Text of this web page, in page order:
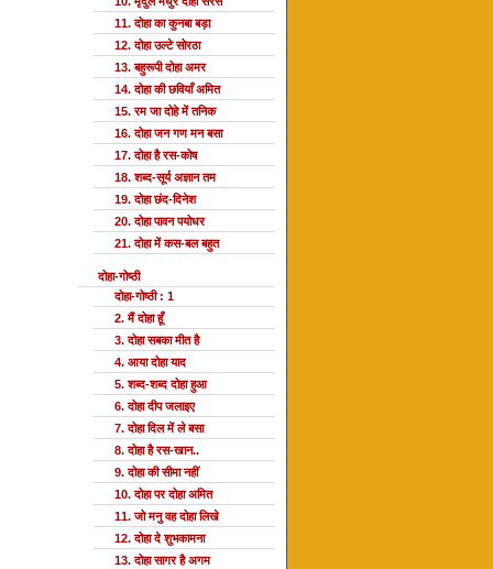
11. दोहा का कुनबा बड़ा
12. दोहा उल्टे सोरठा
13. बहुरूपी दोहा अमर
14. दोहा की छवियाँ अमित
15. रम जा दोहे में तनिक
16. दोहा जन गण मन बसा
17. दोहा है रस-कोष
18. शब्द-सूर्य अज्ञान तम
19. दोहा छंद-दिनेश
20. दोहा पावन पयोधर
21. दोहा में कस-बल बहुत
दोहा-गोष्ठी
दोहा-गोष्ठी : 1
2. मैं दोहा हूँ
3. दोहा सबका मीत है
4. आया दोहा याद
5. शब्द-शब्द दोहा हुआ
6. दोहा दीप जलाइए
7. दोहा दिल में ले बसा
8. दोहा है रस-खान..
9. दोहा की सीमा नहीं
10. दोहा पर दोहा अमित
11. जो मनु वह दोहा लिखे
12. दोहा दे शुभकामना
13. दोहा सागर है अगम